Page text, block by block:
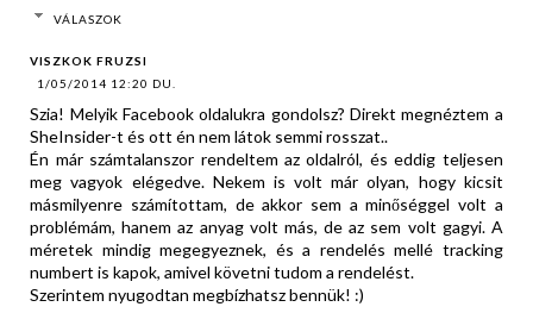
VÁLASZOK
VISZKOK FRUZSI
1/05/2014 12:20 DU.
Szia! Melyik Facebook oldalukra gondolsz? Direkt megnéztem a
SheInsider-t és ott én nem látok semmi rosszat..
Én már számtalanszor rendeltem az oldalról, és eddig teljesen
meg vagyok elégedve. Nekem is volt már olyan, hogy kicsit
másmilyenre számítottam, de akkor sem a minőséggel volt a
problémám, hanem az anyag volt más, de az sem volt gagyi. A
méretek mindig megegyeznek, és a rendelés mellé tracking
numbert is kapok, amivel követni tudom a rendelést.
Szerintem nyugodtan megbízhatsz bennük! :)